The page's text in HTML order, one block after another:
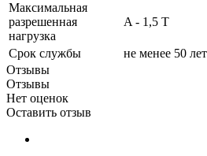
Максимальная
разрешенная
нагрузка
A - 1,5 T
Срок службы
не менее 50 лет
Отзывы
Отзывы
Нет оценок
Оставить отзыв